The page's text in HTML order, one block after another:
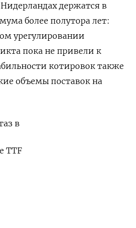
держатся в
более полутора лет:
урегулировании
пока не привели к
котировок также
объемы поставок на
в
TTF